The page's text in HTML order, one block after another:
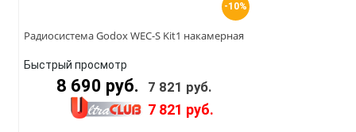
-10%
Радиосистема Godox WEC-S Kit1 накамерная
Быстрый просмотр
8 690 руб. 7 821 руб.
7 821 руб.